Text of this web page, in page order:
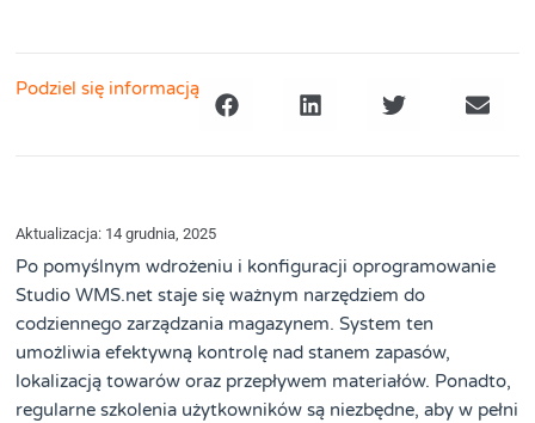
Podziel się informacją
Aktualizacja: 14 grudnia, 2025
Po pomyślnym wdrożeniu i konfiguracji oprogramowanie
Studio WMS.net staje się ważnym narzędziem do
codziennego zarządzania magazynem. System ten
umożliwia efektywną kontrolę nad stanem zapasów,
lokalizacją towarów oraz przepływem materiałów. Ponadto,
regularne szkolenia użytkowników są niezbędne, aby w pełni